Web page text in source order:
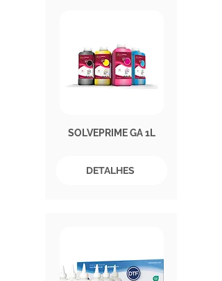
SOLVEPRIME GA 1L
DETALHES